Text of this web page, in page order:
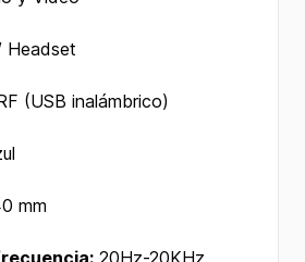
Headset
(USB inalámbrico)
mm
20Hz-20KHz